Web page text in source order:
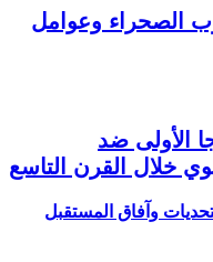
وآفاق المستقبل
الصحراء وعوامل
الأولى ضد
خلال القرن التاسع